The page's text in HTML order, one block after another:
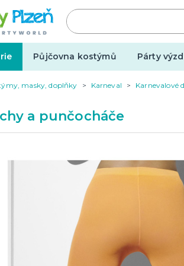
Půjčovna kostýmů Párty
Svatby
masky, doplňky Karneval Karnevalové
a punčocháče